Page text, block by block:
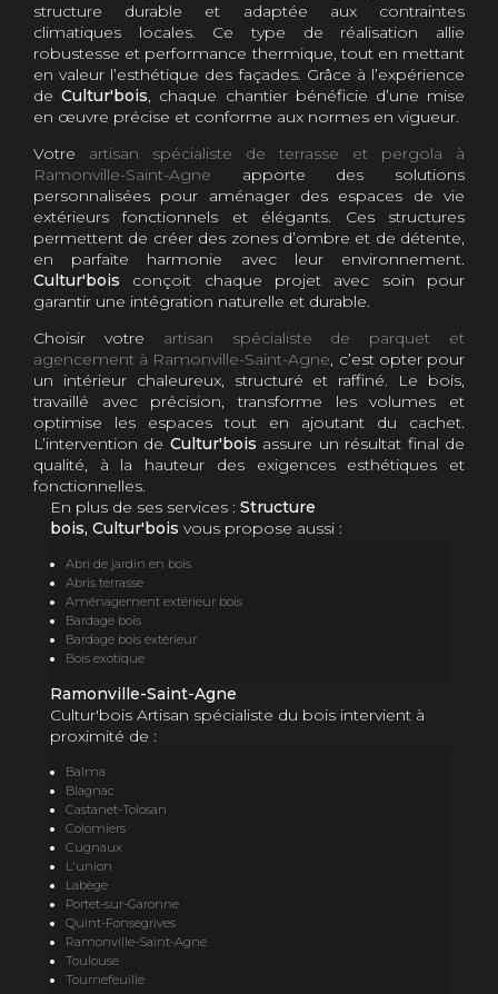
structure durable et adaptée aux contraintes
climatiques locales. Ce type de réalisation allie
robustesse et performance thermique, tout en mettant
en valeur l’esthétique des façades. Grâce à l’expérience
deCultur'bois, chaque chantier bénéficie d’une mise
en œuvre précise et conforme aux normes en vigueur.
Votre artisan spécialiste de terrasse et pergola à
Ramonville-Saint-Agne apporte des solutions
personnalisées pour aménager des espaces de vie
extérieurs fonctionnels et élégants. Ces structures
permettent de créer des zones d’ombre et de détente,
en parfaite harmonie avec leur environnement.
Cultur'bois conçoit chaque projet avec soin pour
garantir une intégration naturelle et durable.
Choisir votre artisan spécialiste de parquet et
agencement à Ramonville-Saint-Agne, c’est opter pour
un intérieur chaleureux, structuré et raffiné. Le bois,
travaillé avec précision, transforme les volumes et
optimise les espaces tout en ajoutant du cachet.
L’intervention de Cultur'bois assure un résultat final de
qualité, à la hauteur des exigences esthétiques et
fonctionnelles.
En plus de ses services : Structure
bois, Cultur'bois vous propose aussi :
Abri de jardin en bois
Abris terrasse
Aménagement extérieur bois
Bardage bois
Bardage bois extérieur
Bois exotique
Ramonville-Saint-Agne
Cultur'bois Artisan spécialiste du bois intervient à
proximité de :
Balma
Blagnac
Castanet-Tolosan
Colomiers
Cugnaux
L'union
Labège
Portet-sur-Garonne
Quint-Fonsegrives
Ramonville-Saint-Agne
Toulouse
Tournefeuille